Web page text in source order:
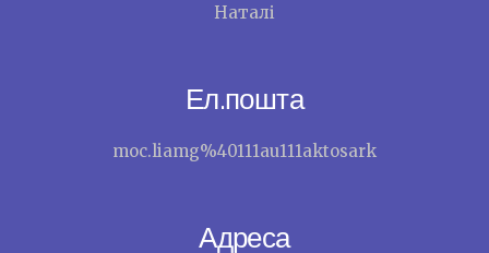
Наталі
Ел.пошта
moc.liamg%40111au111aktosark
Адреса